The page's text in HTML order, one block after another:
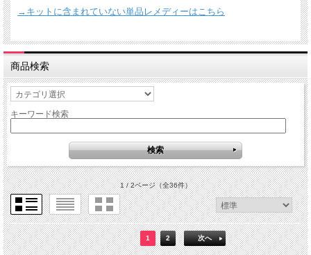
→キットに含まれていない単品レメディーはこちら
商品検索
キーワード検索
1 / 2ページ（全36件）
1 2 次へ